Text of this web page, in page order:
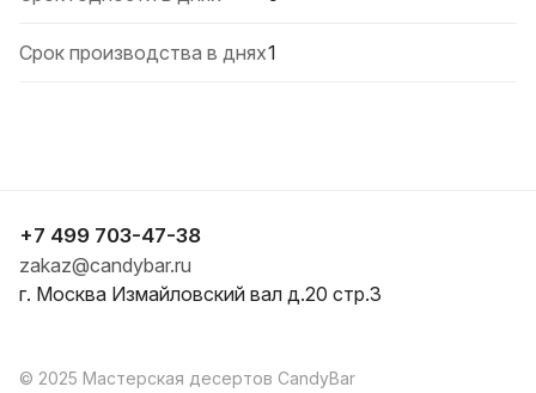
Срок производства в днях1
+7 499 703-47-38
zakaz@candybar.ru
г. Москва Измайловский вал д.20 стр.3
© 2025 Мастерская десертов CandyBar